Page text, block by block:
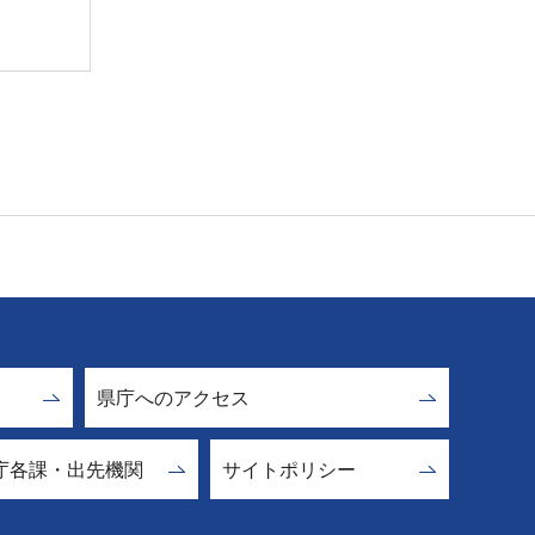
県庁へのアクセス
各課・出先機関 サイトポリシー